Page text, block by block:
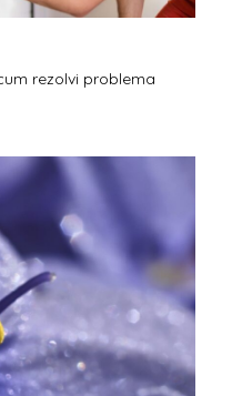
rezolvi problema